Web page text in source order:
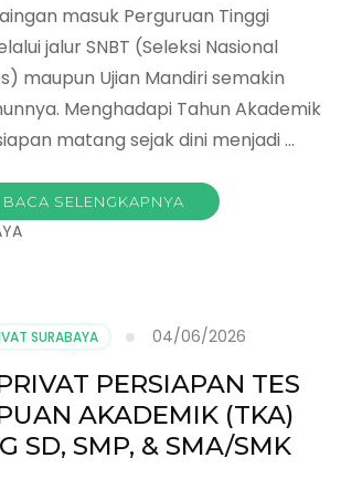
masuk Perguruan Tinggi
jalur SNBT (Seleksi Nasional
maupun Ujian Mandiri semakin
Menghadapi Tahun Akademik
matang sejak dini menjadi …
BACA SELENGKAPNYA
SURABAYA 04/06/2026
PERSIAPAN TES
AKADEMIK (TKA)
SD, SMP, & SMA/SMK